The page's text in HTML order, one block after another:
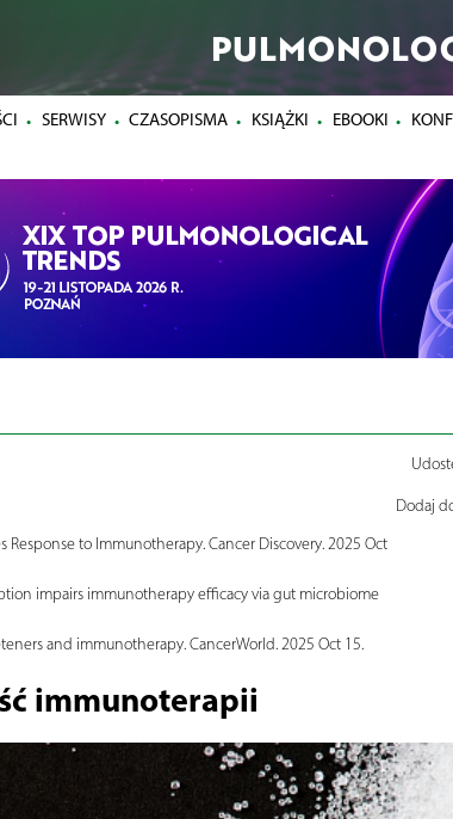
SERWISY CZASOPISMA KSIĄŻKI EBOOKI
Dodaj
Response to Immunotherapy. Cancer Discovery. 2025 Oct
impairs immunotherapy efficacy via gut microbiome
and immunotherapy. CancerWorld. 2025 Oct 15.
immunoterapii